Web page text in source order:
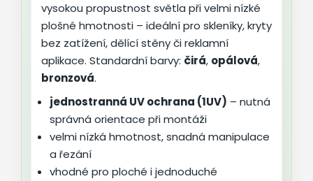
vysokou propustnost světla při velmi nízké
plošné hmotnosti – ideální pro skleníky, kryty
bez zatížení, dělící stěny či reklamní
aplikace. Standardní barvy: čirá, opálová,
bronzová.
jednostranná UV ochrana (1UV) – nutná
správná orientace při montáži
velmi nízká hmotnost, snadná manipulace
a řezání
vhodné pro ploché i jednoduché